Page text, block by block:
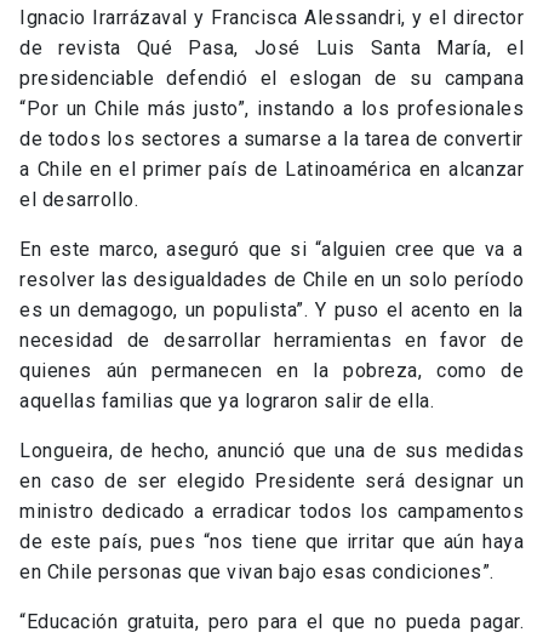
Ignacio Irarrázaval y Francisca Alessandri, y el director
de revista Qué Pasa, José Luis Santa María, el
presidenciable defendió el eslogan de su campana
“Por un Chile más justo”, instando a los profesionales
de todos los sectores a sumarse a la tarea de convertir
a Chile en el primer país de Latinoamérica en alcanzar
el desarrollo.
En este marco, aseguró que si “alguien cree que va a
resolver las desigualdades de Chile en un solo período
es un demagogo, un populista”. Y puso el acento en la
necesidad de desarrollar herramientas en favor de
quienes aún permanecen en la pobreza, como de
aquellas familias que ya lograron salir de ella.
Longueira, de hecho, anunció que una de sus medidas
en caso de ser elegido Presidente será designar un
ministro dedicado a erradicar todos los campamentos
de este país, pues “nos tiene que irritar que aún haya
en Chile personas que vivan bajo esas condiciones”.
“Educación gratuita, pero para el que no pueda pagar.